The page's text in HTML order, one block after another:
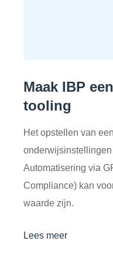
Maak IBP
tooling
Het opstellen van
Automatisering via
Compliance) kan
waarde zijn.
Lees meer